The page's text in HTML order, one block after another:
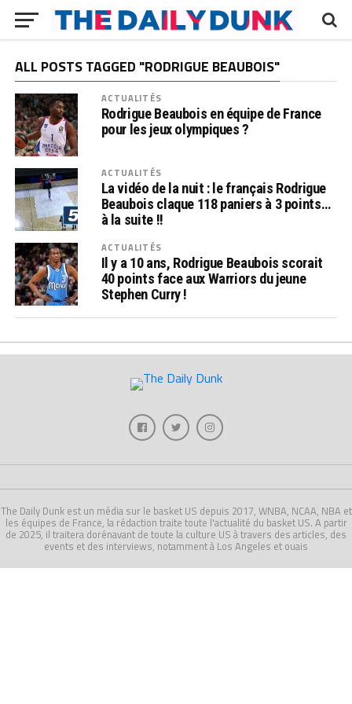
ALL POSTS TAGGED "RODRIGUE BEAUBOIS"
ACTUALITÉS
Rodrigue Beaubois en équipe de France
pour les jeux olympiques ?
ACTUALITÉS
La vidéo de la nuit : le français Rodrigue
Beaubois claque 118 paniers à 3 points…
à la suite !!
ACTUALITÉS
Il y a 10 ans, Rodrigue Beaubois scorait
40 points face aux Warriors du jeune
Stephen Curry !
The Daily Dunk est un média sur le basket US depuis 2017, WNBA, NCAA, NBA et
les équipes de France, la rédaction traite toute l'actualité du basket US. A partir
de 2025, il traitera dorénavant de toute la culture US à travers des articles, des
events et des interviews, notamment à Los Angeles et ouais